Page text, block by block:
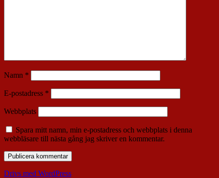
Namn *
E-postadress *
Webbplats
Spara mitt namn, min e-postadress och webbplats i denna
webbläsare till nästa gång jag skriver en kommentar.
Drivs med WordPress